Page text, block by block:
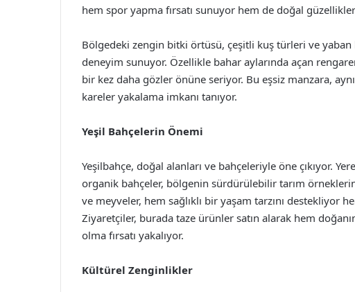
hem spor yapma fırsatı sunuyor hem de doğal
Bölgedeki zengin bitki örtüsü, çeşitli kuş türleri ve
deneyim sunuyor. Özellikle bahar aylarında açan
bir kez daha gözler önüne seriyor. Bu eşsiz manzara,
kareler yakalama imkanı tanıyor.
Yeşil Bahçelerin Önemi
Yeşilbahçe, doğal alanları ve bahçeleriyle öne çıkıyor.
organik bahçeler, bölgenin sürdürülebilir tarım
ve meyveler, hem sağlıklı bir yaşam tarzını destekliyor
Ziyaretçiler, burada taze ürünler satın alarak hem
olma fırsatı yakalıyor.
Kültürel Zenginlikler